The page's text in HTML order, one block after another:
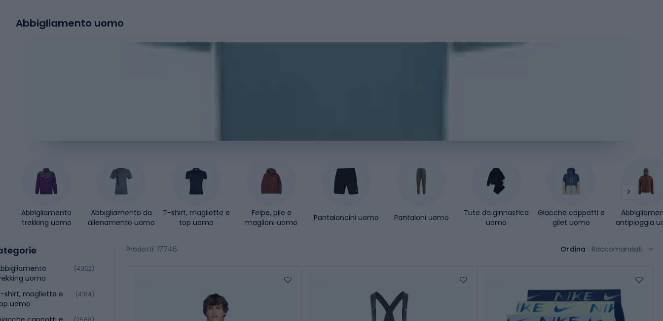
Abbigliamento uomo
Abbigliamento
trekking uomo
Abbigliamento da
allenamento uomo
T-shirt, magliette e
top uomo
Felpe, pile e
maglioni uomo
Pantaloncini uomo Pantaloni uomo
Tute da ginnastica
uomo
Giacche cappotti e
gilet uomo
antipioggia
uomo
(4952)
shirt, magliette e
uomo
(4184)
Prodotti: 17746 Ordina Raccomandati